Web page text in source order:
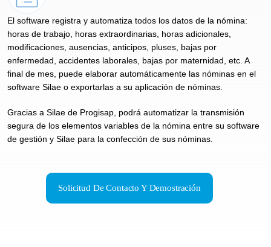
El software registra y automatiza todos los datos de la nómina:
horas de trabajo, horas extraordinarias, horas adicionales,
modificaciones, ausencias, anticipos, pluses, bajas por
enfermedad, accidentes laborales, bajas por maternidad, etc. A
final de mes, puede elaborar automáticamente las nóminas en el
software Silae o exportarlas a su aplicación de nóminas.
Gracias a Silae de Progisap, podrá automatizar la transmisión
segura de los elementos variables de la nómina entre su software
de gestión y Silae para la confección de sus nóminas.
Solicitud De Contacto Y Demostración